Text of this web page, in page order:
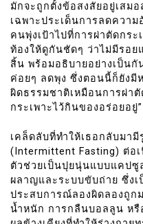
มักจะถูกตั้งข้อสงสัยอยู่เสม
เฉพาะประเด็นการลดควา
คนพุ่งเป้าไปที่การผ่าตัดกร
ท้องให้ดูกันชัดๆ ว่าไม่มีรอย
สิ้น พร้อมอธิบายอย่างเป็นกั
ค่อยๆ ลดพุง ซึ่งตอนนี้ก็ยังมี
ผิดธรรมชาติเหมือนการผ่าตั
กระเพาะไว้กินของอร่อยอยู่”
เคล็ดลับที่ทำให้เธอกลับมามี
(Intermittent Fasting) ต่อ
ตัวช่วยเป็นปุยนุ่นแบบแคปซู
ผลาญและระบบขับถ่าย ซึ่งเ
ประสบการณ์ลองผิดลองถูก
น้ำหนัก การกลืนบอลลูน หรื